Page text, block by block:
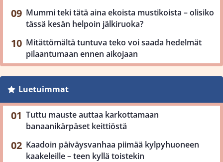
Mummi teki tätä aina ekoista mustikoista – olisiko
tässä kesän helpoin jälkiruoka?
Mitättömältä tuntuva teko voi saada hedelmät
pilaantumaan ennen aikojaan
Luetuimmat
Tuttu mauste auttaa karkottamaan
banaanikärpäset keittiöstä
Kaadoin päiväysvanhaa piimää kylpyhuoneen
kaakeleille – teen kyllä toistekin